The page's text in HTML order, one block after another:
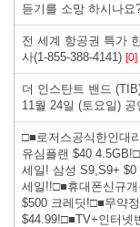
듣기를 소망 하시나요
전 세계 항공권 특가
사(1-855-388-4141) [0]
더 인스탄트 밴드
11월 24일 (토요일) 공
□■로저스공식한인대
유심플랜 $40
세일! 삼성 S9,S9+ $0
세일!!□■휴대폰신규개
$500 크레딧!□■무약
$44.99!□■TV+인터넷